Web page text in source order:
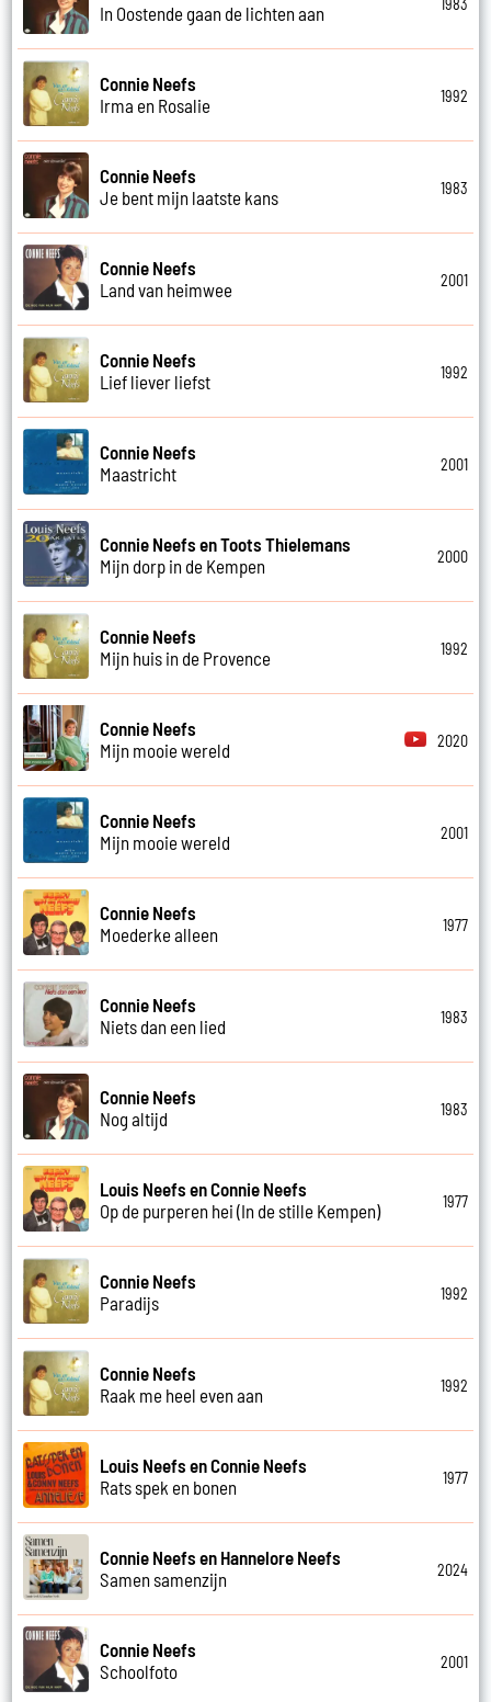
In Oostende gaan de lichten aan
1983
Connie Neefs
Irma en Rosalie
1992
Connie Neefs
Je bent mijn laatste kans
1983
Connie Neefs
Land van heimwee
2001
Connie Neefs
Lief liever liefst
1992
Connie Neefs
Maastricht
2001
Connie Neefs en Toots Thielemans
Mijn dorp in de Kempen
2000
Connie Neefs
Mijn huis in de Provence
1992
Connie Neefs
Mijn mooie wereld
2020
Connie Neefs
Mijn mooie wereld
2001
Connie Neefs
Moederke alleen
1977
Connie Neefs
Niets dan een lied
1983
Connie Neefs
Nog altijd
1983
Louis Neefs en Connie Neefs
Op de purperen hei (In de stille Kempen)
1977
Connie Neefs
Paradijs
1992
Connie Neefs
Raak me heel even aan
1992
Louis Neefs en Connie Neefs
Rats spek en bonen
1977
Connie Neefs en Hannelore Neefs
Samen samenzijn
2024
Connie Neefs
Schoolfoto
2001